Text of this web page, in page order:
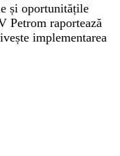
și oportunitățile
Petrom raportează
implementarea